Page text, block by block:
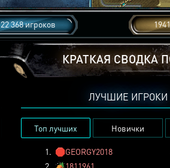
22 368 игроков
КРАТКАЯ СВОДКА
ЛУЧШИЕ ИГРОКИ
Топ лучших Новички
1. 🛑GEORGY2018
2. 🏕️1811961